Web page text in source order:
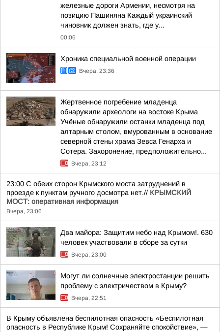
железные дороги Армении, несмотря на
позицию Пашиняна Каждый украинский
чиновник должен знать, где у...
00:06
Хроника специальной военной операции
Вчера, 23:36
Жертвенное погребение младенца
обнаружили археологи на востоке Крыма
Учёные обнаружили останки младенца под
алтарным столом, вмурованным в основание
северной стены храма Зевса Генарха и
Сотера. Захоронение, предположительно...
Вчера, 23:12
23:00 С обеих сторон Крымского моста затруднений в
проезде к пунктам ручного досмотра нет.// КРЫМСКИЙ
МОСТ: оперативная информация
Вчера, 23:06
Два майора: Защитим небо над Крымом!. 630
человек участвовали в сборе за сутки
Вчера, 23:00
Могут ли солнечные электростанции решить
проблему с электричеством в Крыму?
Вчера, 22:51
В Крыму объявлена беспилотная опасность «Беспилотная
опасность в Республике Крым! Сохраняйте спокойствие», —